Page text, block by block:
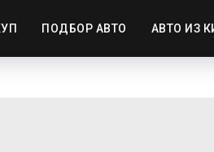
ПОДБОР АВТО АВТО ИЗ